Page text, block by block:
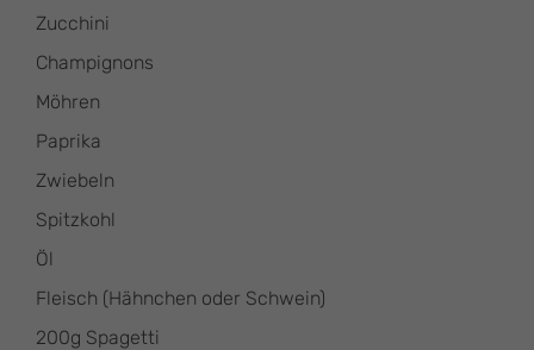
Zucchini
Champignons
Möhren
Paprika
Zwiebeln
Spitzkohl
Öl
Fleisch (Hähnchen oder Schwein)
200g Spagetti